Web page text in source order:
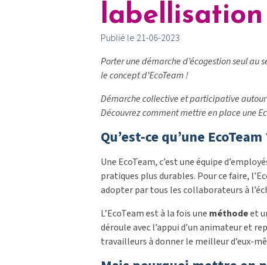
Publié le 21-06-2023
Porter une démarche d’écogestion seul au
le concept d’EcoTeam !
Démarche collective et participative
Découvrez comment mettre en place une
Qu’est-ce qu’une EcoTeam
Une EcoTeam, c’est une équipe
pratiques plus durables. Pour ce faire,
adopter par tous les collaborateurs à
L’EcoTeam est à la fois une méthodeet
déroule avec l’appui d’un animateur et
travailleurs à donner le meilleur d’eux-